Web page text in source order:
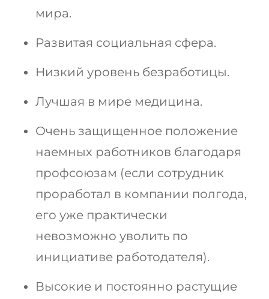
мира.
Развитая социальная сфера.
Низкий уровень безработицы.
Лучшая в мире медицина.
Очень защищенное положение
наемных работников благодаря
профсоюзам (если сотрудник
проработал в компании полгода,
его уже практически
невозможно уволить по
инициативе работодателя).
Высокие и постоянно растущие